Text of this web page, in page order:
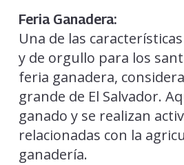
Feria Ganadera:
Una de las
y de orgullo para los
feria ganadera,
grande de El Salvador.
ganado y se realizan
relacionadas con la
ganadería.